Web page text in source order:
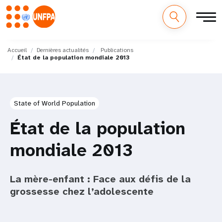
au
contenu
M
Accueil Dernières actualités
Publications
État de la population mondiale 2013
State of World Population
État de la population
mondiale 2013
La mère-enfant : Face aux défis de la
grossesse chez l’adolescente